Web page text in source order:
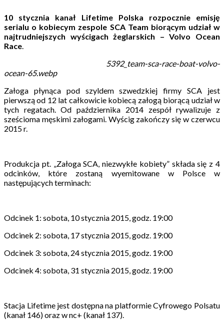
10 stycznia kanał Lifetime Polska rozpocznie emisję
serialu o kobiecym zespole SCA Team biorącym udział w
najtrudniejszych wyścigach żeglarskich – Volvo Ocean
Race.
5392_team-sca-race-boat-volvo-
ocean-65.webp
Załoga płynąca pod szyldem szwedzkiej firmy SCA jest
pierwszą od 12 lat całkowicie kobiecą załogą biorącą udział w
tych regatach. Od października 2014 zespół rywalizuje z
sześcioma męskimi załogami. Wyścig zakończy się w czerwcu
2015 r.
Produkcja pt. „Załoga SCA, niezwykłe kobiety” składa się z 4
odcinków, które zostaną wyemitowane w Polsce w
następujących terminach:
Odcinek 1: sobota, 10 stycznia 2015, godz. 19:00
Odcinek 2: sobota, 17 stycznia 2015, godz. 19:00
Odcinek 3: sobota, 24 stycznia 2015, godz. 19:00
Odcinek 4: sobota, 31 stycznia 2015, godz. 19:00
Stacja Lifetime jest dostępna na platformie Cyfrowego Polsatu
(kanał 146) oraz w nc+ (kanał 137).